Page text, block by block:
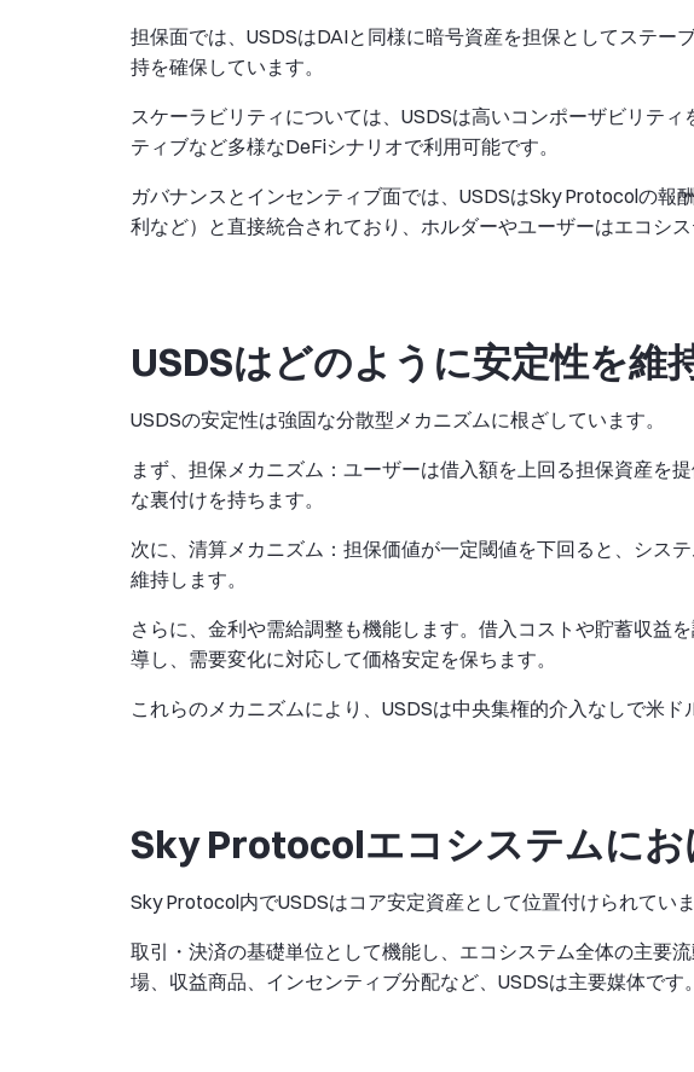
担保面では、USDSはDAIと同様に暗号資産を担保としてステー
持を確保しています。
スケーラビリティについては、USDSは高いコンポーザビリテ
ティブなど多様なDeFiシナリオで利用可能です。
ガバナンスとインセンティブ面では、USDSはSky Protocolの報
利など）と直接統合されており、ホルダーやユーザーはエコシス
USDSはどのように安定性を維
USDSの安定性は強固な分散型メカニズムに根ざしています。
まず、担保メカニズム：ユーザーは借入額を上回る担保資産を
な裏付けを持ちます。
次に、清算メカニズム：担保価値が一定閾値を下回ると、シス
維持します。
さらに、金利や需給調整も機能します。借入コストや貯蓄収益
導し、需要変化に対応して価格安定を保ちます。
これらのメカニズムにより、USDSは中央集権的介入なしで米ド
Sky Protocolエコシステムにお
Sky Protocol内でUSDSはコア安定資産として位置付けられていま
取引・決済の基礎単位として機能し、エコシステム全体の主要
場、収益商品、インセンティブ分配など、USDSは主要媒体です。